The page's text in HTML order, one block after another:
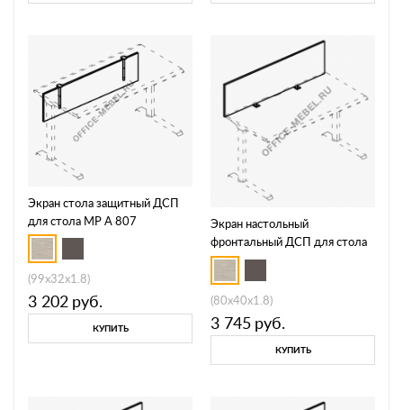
Экран стола защитный ДСП
для стола МР А 807
(99x32x1.8)
3 202 руб.
КУПИТЬ
Экран настольный
фронтальный ДСП для стола
МР А 811
(80x40x1.8)
3 745 руб.
КУПИТЬ